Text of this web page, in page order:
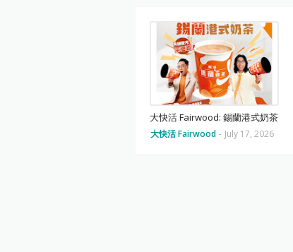
大快活 Fairwood: 錫蘭港式奶茶
大快活 Fairwood - July 17, 2026